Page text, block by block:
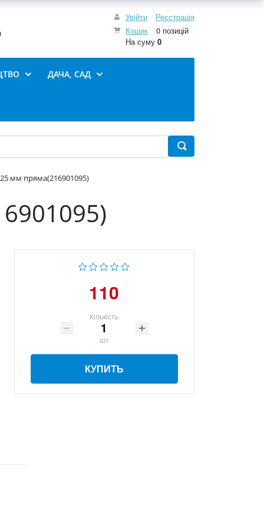
Увійти
Реєстрація
Кошик
0 позицій
На суму 0
ДАЧА, САД
мм пряма(216901095)
110
Кількість
шт
КУПИТЬ